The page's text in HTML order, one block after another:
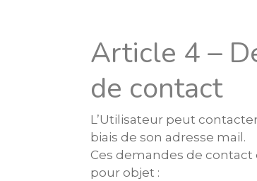
Article 4 –
de contact
L’Utilisateur peut
biais de son adresse mail.
Ces demandes de
pour objet :